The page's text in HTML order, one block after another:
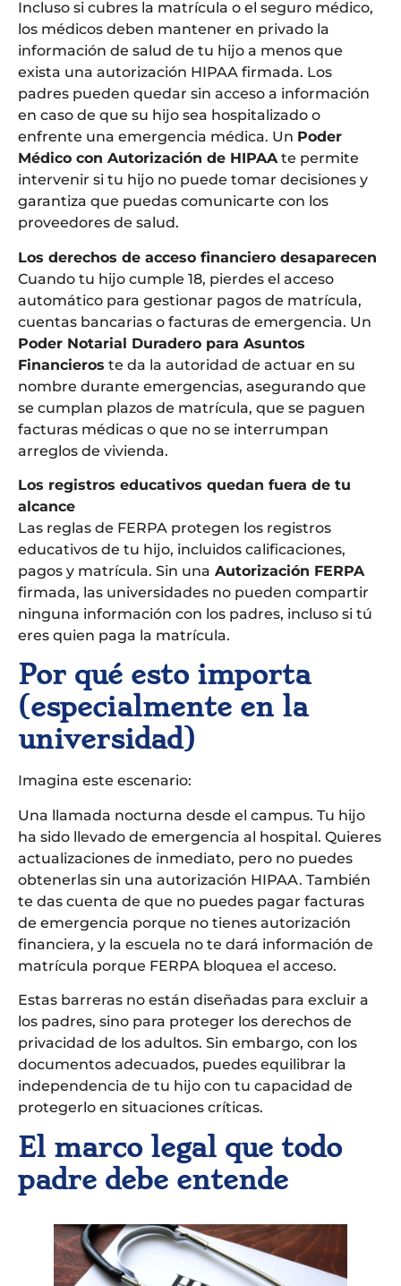
Incluso si cubres la matrícula o el seguro médico,
los médicos deben mantener en privado la
información de salud de tu hijo a menos que
exista una autorización HIPAA firmada. Los
padres pueden quedar sin acceso a información
en caso de que su hijo sea hospitalizado o
enfrente una emergencia médica. Un Poder
Médico con Autorización de HIPAAte permite
intervenir si tu hijo no puede tomar decisiones y
garantiza que puedas comunicarte con los
proveedores de salud.
Los derechos de acceso financiero desaparecen
Cuando tu hijo cumple 18, pierdes el acceso
automático para gestionar pagos de matrícula,
cuentas bancarias o facturas de emergencia. Un
Poder Notarial Duradero para Asuntos
Financieros te da la autoridad de actuar en su
nombre durante emergencias, asegurando que
se cumplan plazos de matrícula, que se paguen
facturas médicas o que no se interrumpan
arreglos de vivienda.
Los registros educativos quedan fuera de tu
alcance
Las reglas de FERPA protegen los registros
educativos de tu hijo, incluidos calificaciones,
pagos y matrícula. Sin una Autorización FERPA
firmada, las universidades no pueden compartir
ninguna información con los padres, incluso si tú
eres quien paga la matrícula.
Por qué esto importa
(especialmente en la
universidad)
Imagina este escenario:
Una llamada nocturna desde el campus. Tu hijo
ha sido llevado de emergencia al hospital. Quieres
actualizaciones de inmediato, pero no puedes
obtenerlas sin una autorización HIPAA. También
te das cuenta de que no puedes pagar facturas
de emergencia porque no tienes autorización
financiera, y la escuela no te dará información de
matrícula porque FERPA bloquea el acceso.
Estas barreras no están diseñadas para excluir a
los padres, sino para proteger los derechos de
privacidad de los adultos. Sin embargo, con los
documentos adecuados, puedes equilibrar la
independencia de tu hijo con tu capacidad de
protegerlo en situaciones críticas.
El marco legal que todo
padre debe entende